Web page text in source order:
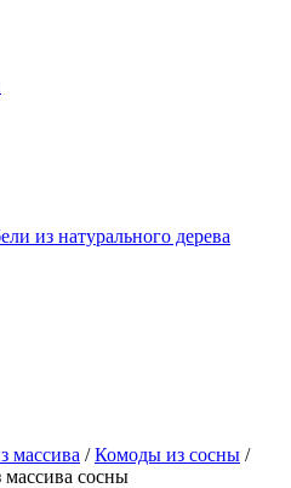
из натурального дерева
массива /Комоды из сосны /
сосны